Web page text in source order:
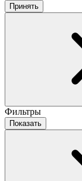
Принять
Фильтры
Показать